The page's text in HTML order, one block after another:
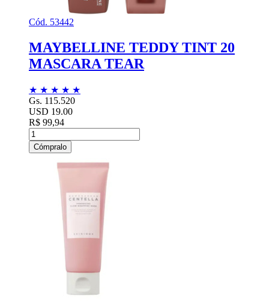
Cód. 53442
MAYBELLINE TEDDY TINT 20
MASCARA TEAR
★ ★ ★ ★ ★
Gs. 115.520
USD 19.00
R$ 99,94
Cómpralo